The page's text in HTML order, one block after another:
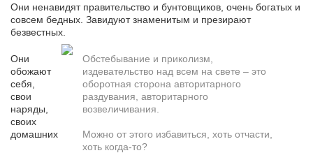
Они ненавидят правительство и бунтовщиков, очень богатых и
совсем бедных. Завидуют знаменитым и презирают
безвестных.
Обстебывание и приколизм,
издевательство над всем на свете – это
оборотная сторона авторитарного
раздувания, авторитарного
возвеличивания.
Можно от этого избавиться, хоть отчасти,
хоть когда-то?
Они
обожают
себя,
свои
наряды,
своих
домашних